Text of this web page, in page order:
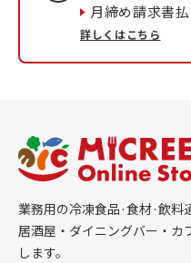
月締め請求書
詳しくはこちら
業務用の冷凍食品·食材·飲料
居酒屋・ダイニングバー・カ
します。